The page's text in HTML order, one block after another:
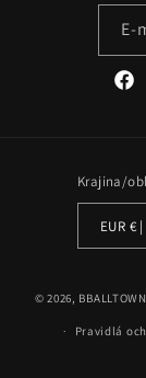
E-
Krajina/
© 2026, BBALLTOWN
Pravidlá